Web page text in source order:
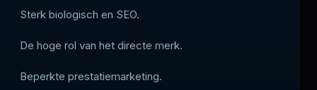
Sterk biologisch en SEO.
De hoge rol van het directe merk.
Beperkte prestatiemarketing.